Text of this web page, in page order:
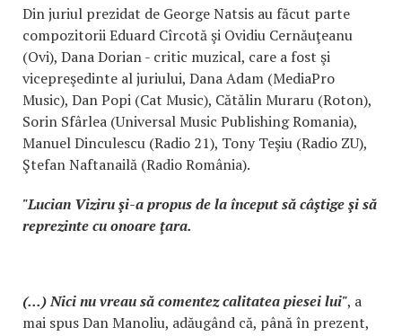
Din juriul prezidat de George Natsis au făcut parte
compozitorii Eduard Cîrcotă şi Ovidiu Cernăuţeanu
(Ovi), Dana Dorian - critic muzical, care a fost şi
vicepreşedinte al juriului, Dana Adam (MediaPro
Music), Dan Popi (Cat Music), Cătălin Muraru (Roton),
Sorin Sfârlea (Universal Music Publishing Romania),
Manuel Dinculescu (Radio 21), Tony Teşiu (Radio ZU),
Ştefan Naftanailă (Radio România).
"Lucian Viziru şi-a propus de la început să câştige şi să
reprezinte cu onoare ţara.
(...) Nici nu vreau să comentez calitatea piesei lui", a
mai spus Dan Manoliu, adăugând că, până în prezent,